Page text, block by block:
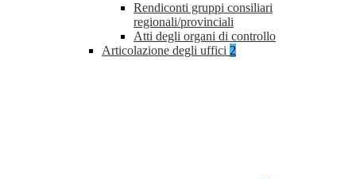
Rendiconti gruppi consiliari
regionali/provinciali
Atti degli organi di controllo
Articolazione degli uffici 2